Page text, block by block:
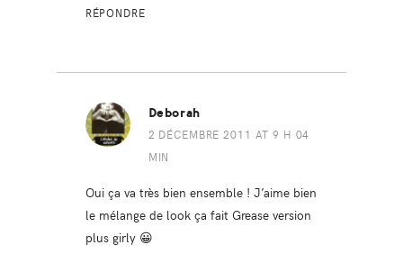
RÉPONDRE
Deborah
2 DÉCEMBRE 2011 AT 9 H 04
MIN
Oui ça va très bien ensemble ! J’aime bien
le mélange de look ça fait Grease version
plus girly 😀